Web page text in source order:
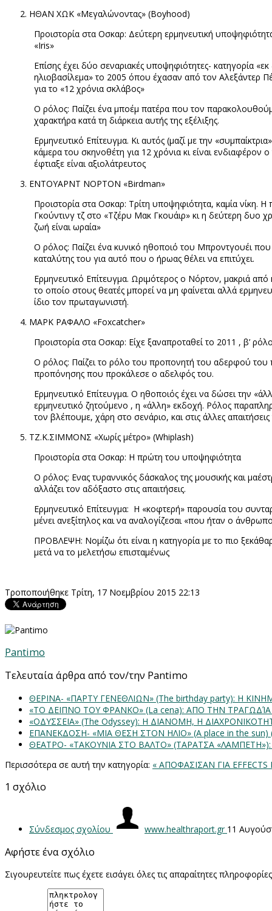
ΗΘΑΝ ΧΩΚ «Μεγαλώνοντας» (Boyhood)
Προιστορία στα Οσκαρ: Δεύτερη ερμηνευτική
«Iris»
Επίσης έχει δύο σεναριακές υποψηφιότητες- κατηγορία
ηλιοβασίλεμα» το 2005 όπου έχασαν από τον Αλεξάντερ
για το «12 χρόνια σκλάβος»
Ο ρόλος: Παίζει ένα μποέμ πατέρα που τον
χαρακτήρα κατά τη διάρκεια αυτής της εξέλιξης.
Ερμηνευτικό Επίτευγμα. Κι αυτός (μαζί με την
κάμερα του σκηνοθέτη για 12 χρόνια κι είναι ενδιαφέρον
έφτιαξε είναι αξιολάτρευτος
ΕΝΤΟΥΑΡΝΤ ΝΟΡΤΟΝ «Birdman»
Προιστορία στα Οσκαρ: Τρίτη υποψηφιότητα, καμία νίκη.
Γκούντινγ τζ στο «Τζέρυ Μακ Γκουάιρ» κι η δεύτερη δυο
ζωή είναι ωραία»
Ο ρόλος: Παίζει ένα κυνικό ηθοποιό του Μπροντγουέι
καταλύτης του για αυτό που ο ήρωας θέλει να επιτύχει.
Ερμηνευτικό Επίτευγμα. Ωριμότερος ο Νόρτον, μακριά από
το οποίο στους θεατές μπορεί να μη φαίνεται αλλά
ίδιο τον πρωταγωνιστή.
ΜΑΡΚ ΡΑΦΑΛΟ «Foxcatcher»
Προιστορία στα Οσκαρ: Είχε ξαναπροταθεί το 2011 , β’
Ο ρόλος: Παίζει το ρόλο του προπονητή του αδερφού του
προπόνησης που προκάλεσε ο αδελφός του.
Ερμηνευτικό Επίτευγμα. Ο ηθοποιός έχει να δώσει την
ερμηνευτικό ζητούμενο , η «άλλη» εκδοχή. Ρόλος
τον βλέπουμε, χάρη στο σενάριο, και στις άλλες
ΤΖ.Κ.ΣΙΜΜΟΝΣ «Χωρίς μέτρο» (Whiplash)
Προιστορία στα Οσκαρ: Η πρώτη του υποψηφιότητα
Ο ρόλος: Ενας τυραννικός δάσκαλος της μουσικής και
αλλάζει τον αδόξαστο στις απαιτήσεις.
Ερμηνευτικό Επίτευγμα: Η «κοφτερή» παρουσία του
μένει ανεξίτηλος και να αναλογίζεσαι «που ήταν ο
ΠΡΟΒΛΕΨΗ: Νομίζω ότι είναι η κατηγορία με το πιο
μετά να το μελετήσω επισταμένως
Τροποποιήθηκε Τρίτη, 17 Νοεμβρίου 2015 22:13
Pantimo
Τελευταία άρθρα από τον/την Pantimo
ΘΕΡΙΝΑ- «ΠΑΡΤΥ ΓΕΝΕΘΛΙΩΝ» (The birthday party): H
«ΤΟ ΔΕΙΠΝΟ ΤΟΥ ΦΡΑΝΚΟ» (La cena): ΑΠΟ ΤΗΝ
«ΟΔΥΣΣΕΙΑ» (The Odyssey): Η ΔΙΑΝΟΜΗ, Η
ΕΠΑΝΕΚΔΟΣΗ- «ΜΙΑ ΘΕΣΗ ΣΤΟΝ ΗΛΙΟ» (Α place in the
ΘΕΑΤΡΟ- «ΤΑΚΟΥΝΙΑ ΣΤΟ ΒΑΛΤΟ» (ΤΑΡΑΤΣΑ
Περισσότερα σε αυτή την κατηγορία: « ΑΠΟΦΑΣΙΣΑΝ ΓΙΑ
1 σχόλιο
Σύνδεσμος σχολίου www.healthraport.gr 11
Αφήστε ένα σχόλιο
Σιγουρευτείτε πως έχετε εισάγει όλες τις απαραίτητες